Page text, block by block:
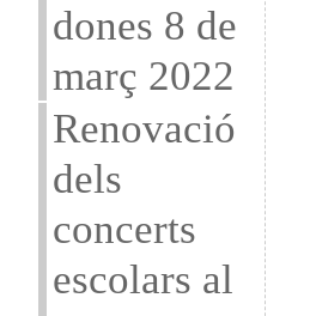
dones 8 de
març 2022
Renovació
dels
concerts
escolars al